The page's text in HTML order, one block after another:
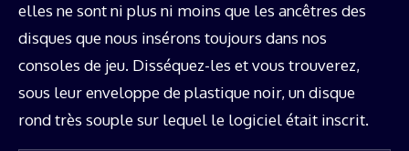
elles ne sont ni plus ni moins que les ancêtres des
disques que nous insérons toujours dans nos
consoles de jeu. Disséquez-les et vous trouverez,
sous leur enveloppe de plastique noir, un disque
rond très souple sur lequel le logiciel était inscrit.